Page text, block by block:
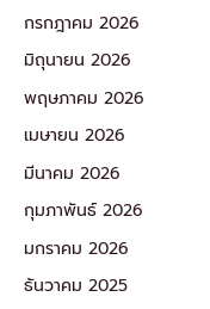
กรกฎาคม 2026
มิถุนายน 2026
พฤษภาคม 2026
เมษายน 2026
มีนาคม 2026
กุมภาพันธ์ 2026
มกราคม 2026
ธันวาคม 2025